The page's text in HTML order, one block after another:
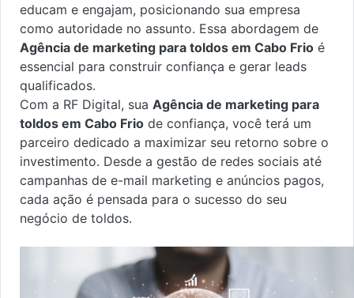
educam e engajam, posicionando sua empresa
como autoridade no assunto. Essa abordagem de
Agência de marketing para toldos em Cabo Frio é
essencial para construir confiança e gerar leads
qualificados.
Com a RF Digital, sua Agência de marketing para
toldos em Cabo Frio de confiança, você terá um
parceiro dedicado a maximizar seu retorno sobre o
investimento. Desde a gestão de redes sociais até
campanhas de e-mail marketing e anúncios pagos,
cada ação é pensada para o sucesso do seu
negócio de toldos.